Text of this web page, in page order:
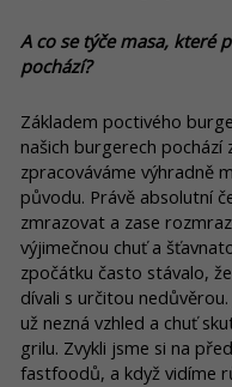
A co se týče masa, které
pochází?
Základem poctivého
našich burgerech pochází
zpracováváme výhradně
původu. Právě absolutní
zmrazovat a zase
výjimečnou chuť a
zpočátku často stávalo,
dívali s určitou
už nezná vzhled a chuť
grilu. Zvykli jsme si na
fastfoodů, a když vidíme